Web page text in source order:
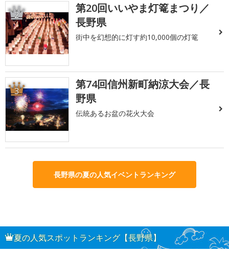
2
第20回いいやま灯篭まつり／
長野県
街中を幻想的に灯す約10,000個の灯篭
3
第74回信州新町納涼大会／長
野県
伝統あるお盆の花火大会
長野県の夏の人気イベントランキング
夏の人気スポットランキング【長野県】